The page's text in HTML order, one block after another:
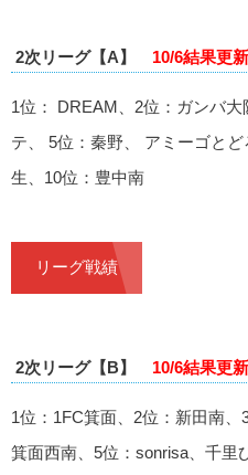
2次リーグ【A】 10/6結果更新
1位： DREAM、2位：ガンバ
テ、 5位：秦野、 アミーゴと
生、10位：豊中南
リーグ戦績
2次リーグ【B】 10/6結果更新
1位：1FC箕面、2位：新田南、
箕面西南、5位：sonrisa、千里